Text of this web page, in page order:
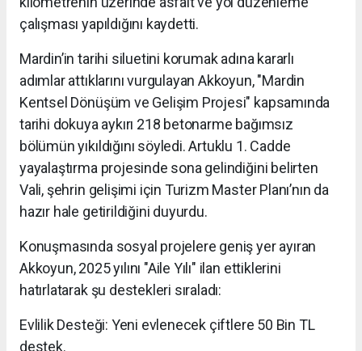
çalışması yapıldığını kaydetti.
Mardin’in tarihi siluetini korumak adına kararlı
adımlar attıklarını vurgulayan Akkoyun, "Mardin
Kentsel Dönüşüm ve Gelişim Projesi" kapsamında
tarihi dokuya aykırı 218 betonarme bağımsız
bölümün yıkıldığını söyledi. Artuklu 1. Cadde
yayalaştırma projesinde sona gelindiğini belirten
Vali, şehrin gelişimi için Turizm Master Planı’nın da
hazır hale getirildiğini duyurdu.
Konuşmasında sosyal projelere geniş yer ayıran
Akkoyun, 2025 yılını "Aile Yılı" ilan ettiklerini
hatırlatarak şu destekleri sıraladı:
Evlilik Desteği: Yeni evlenecek çiftlere 50 Bin TL
destek.